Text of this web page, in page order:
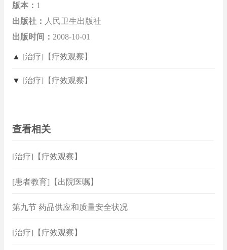
版本： 1
出版社： 人民卫生出版社
出版时间： 2008-10-01
▲ [治疗]【疗效观察】
▼ [治疗]【疗效观察】
查看相关
[治疗]【疗效观察】
[患者教育]【出院医嘱】
第九节 药品供应和质量安全状况
[治疗]【疗效观察】